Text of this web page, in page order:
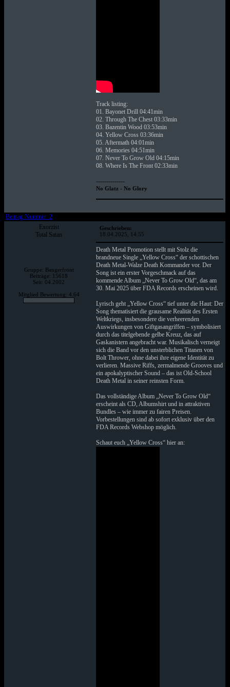
Track listing:
01. Bayonet Drill 04:41min
02. Through The Chest 03:33min
03. Bazentin Wood 03:53min
04. Yellow Cross 03:36min
05. Aftermath 04:01min
06. Memories 04:51min
07. Never To Grow Old 04:15min
08. Where Is The Front 02:33min
--------------
No Glatz - No Glory
Beitrag Nummer: 2
Exorzist
Total Satan
Gruppe: Bangerfront
Beiträge: 15618
Seit: 04.2002
Mitglied Bewertung: 4.64
Geschrieben:
18.04.2025, 14:55
Death Metal Promotion stellt mit Stolz die
brandneue Single „Yellow Cross“ der schottischen
Death Metal-Walze Death Kommander vor. Der
Song ist ein erster Vorgeschmack auf das
kommende Album „Never To Grow Old“, das am
30. Mai 2025 über FDA Records erscheinen wird.
Lyrisch geht „Yellow Cross“ tief unter die Haut: Der
Song thematisiert die grausame Realität des Ersten
Weltkriegs, insbesondere die verheerenden
Auswirkungen von Giftgasangriffen – symbolisiert
durch das titelgebende gelbe Kreuz, das auf
Gaskanistern angebracht war. Musikalisch verneigt
sich die Band vor den unsterblichen Titanen von
Bolt Thrower, ohne dabei ihre eigene Identität zu
verlieren. Massive Riffs, zermalmende Grooves und
ein apokalyptischer Sound – das ist Old-School
Death Metal in seiner reinsten Form.
Das vollständige Album „Never To Grow Old“
erscheint als CD, Albumshirt und in attraktiven
Bundles – wie immer zu fairen Preisen.
Vorbestellungen sind ab sofort exklusiv über den
FDA Records Webshop möglich.
Schaut euch „Yellow Cross“ hier an: